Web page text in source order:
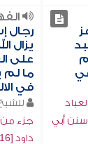
أبي
رجال
يزال
على
ما لم
في
جزء
داود [116])